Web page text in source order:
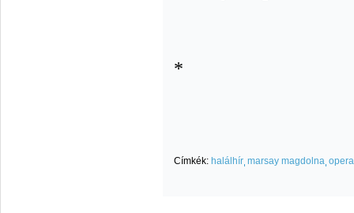
*
Címkék: halálhír marsay magdolna